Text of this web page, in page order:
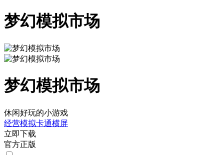
梦幻模拟市场
梦幻模拟市场
休闲好玩的小游戏
经营模拟卡通横屏
立即下载
官方正版